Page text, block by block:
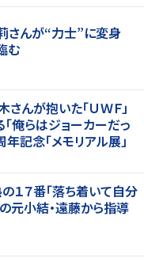
さんが“力士”に変身
む
んが抱いた「ＵＷＦ」
俺らはジョーカーだっ
記念「メモリアル展」
１７番「落ち着いて自分
元小結・遠藤から指導